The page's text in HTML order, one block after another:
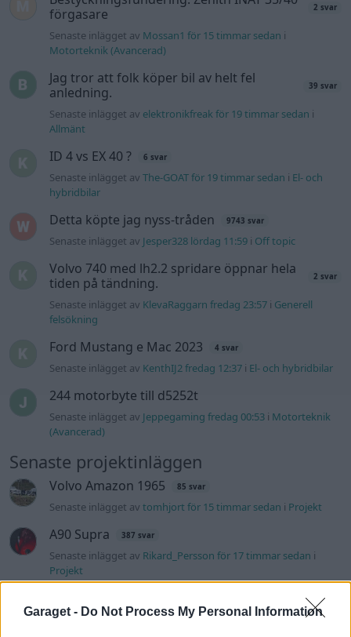
Garaget - Do Not Process My Personal Information
förgasare
2 svar
Senaste inlägget av Mossan1 för 15 timmar sedan i
Motorteknik (Avancerad)
Jag tror att folk köper bil av helt fel
anledning.
39 svar
Senaste inlägget av elektronikfreak för 19 timmar sedan i
Allmänt
ID 4 vs EX 40 ? 6 svar
Senaste inlägget avThe-GOAT för 19 timmar sedan i El- och
hybridbilar
Detta köpte jag nyss-tråden 9743 svar
Senaste inlägget av Jesper328 lördag 11:59 i Off topic
Volvo 740 med lh2.2 spridare öppnar hela
tiden på tändning.
2 svar
Senaste inlägget av KlevaRaggarn fredag 23:57 i Generell
felsökning
Ford Mustang e Mac 2023 4 svar
Senaste inlägget av KenthIJ2 fredag 12:37 i El- och hybridbilar
244 motorbyte till d5252t
Senaste inlägget av Jeppegaming fredag 00:53 i Motorteknik
(Avancerad)
Senaste projektinläggen
Volvo Amazon 1965 85 svar
Senaste inlägget avtomhjort för 15 timmar sedan i Projekt
A90 Supra 387 svar
Senaste inlägget av Rikard_Persson för 17 timmar sedan i
Projekt
Senaste inlägget avjarleb lördag 21:29iProjekt